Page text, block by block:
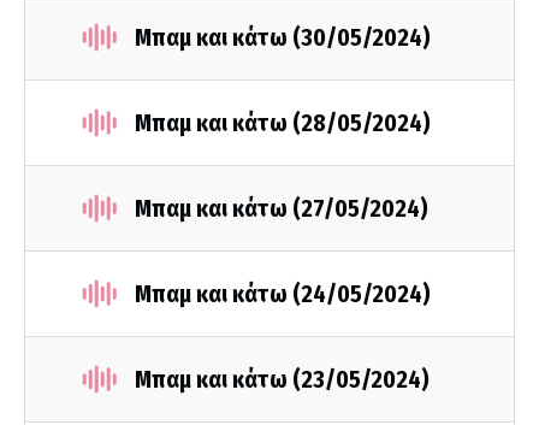
Μπαμ και κάτω (30/05/2024)
Μπαμ και κάτω (28/05/2024)
Μπαμ και κάτω (27/05/2024)
Μπαμ και κάτω (24/05/2024)
Μπαμ και κάτω (23/05/2024)